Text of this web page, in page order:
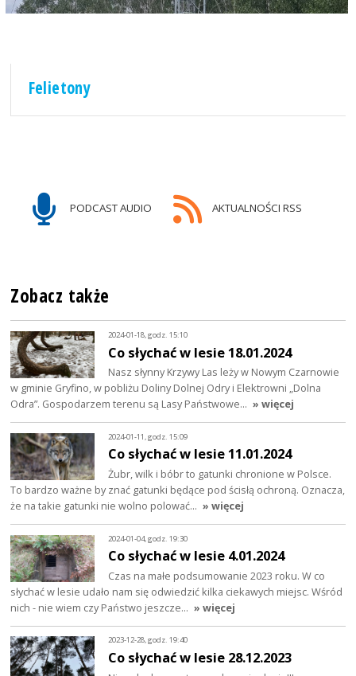
Felietony
PODCAST AUDIO AKTUALNOŚCI RSS
Zobacz także
2024-01-18, godz. 15:10
Co słychać w lesie 18.01.2024
Nasz słynny Krzywy Las leży w Nowym Czarnowie
w gminie Gryfino, w pobliżu Doliny Dolnej Odry i Elektrowni „Dolna
Odra”. Gospodarzem terenu są Lasy Państwowe… » więcej
2024-01-11, godz. 15:09
Co słychać w lesie 11.01.2024
Żubr, wilk i bóbr to gatunki chronione w Polsce.
To bardzo ważne by znać gatunki będące pod ścisłą ochroną. Oznacza,
że na takie gatunki nie wolno polować… » więcej
2024-01-04, godz. 19:30
Co słychać w lesie 4.01.2024
Czas na małe podsumowanie 2023 roku. W co
słychać w lesie udało nam się odwiedzić kilka ciekawych miejsc. Wśród
nich - nie wiem czy Państwo jeszcze… » więcej
2023-12-28, godz. 19:40
Co słychać w lesie 28.12.2023